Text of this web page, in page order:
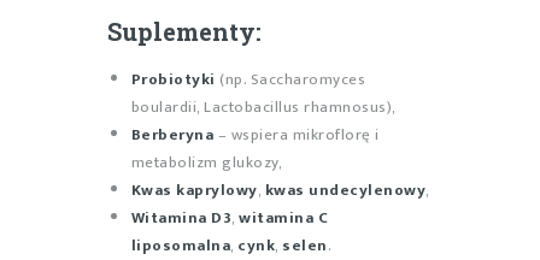
Suplementy:
Probiotyki (np. Saccharomyces
boulardii, Lactobacillus rhamnosus),
Berberyna– wspiera mikroflorę i
metabolizm glukozy,
Kwas kaprylowy, kwas undecylenowy,
Witamina D3,witamina C
liposomalna, cynk, selen.